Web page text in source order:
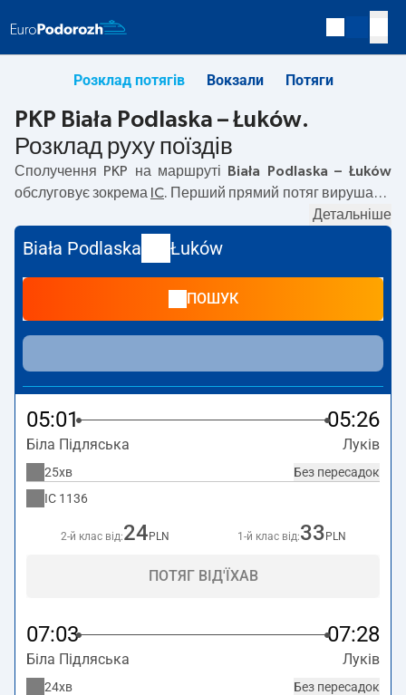
Розклад потягів Вокзали Потяги
PKP Biała Podlaska – Łuków.
Розклад руху поїздів
Сполучення PKP на маршруті
Biała Podlaska – Łuków
обслуговує зокрема IC
. Перший прямий потяг вирушає о
Łuków вирушає о 19:45. Найшвидший маршрут
пропонує потяг без пересадок
цим потягом триває00:24 . На маршрутіBiała Podlaska–
курсують також інші потяги:
нижчу ціну квитка і зазвичай довший час подорожі.
Потяг завершує маршрут на станції Łuków.
Детальніше
Biała Podlaska Łuków
ПОШУК
05:01 05:26
Біла Підляська Луків
Без пересадок
25хв
IC 1136
2-й клас від:24 PLN 1-й клас від:33 PLN
ПОТЯГ ВІД'ЇХАВ
07:03 07:28
Біла Підляська Луків
Без пересадок
24хв